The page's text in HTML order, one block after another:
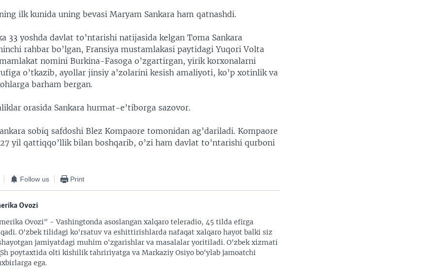
ilk kunida uning bevasi Maryam Sankara ham qatnashdi.
33 yoshda davlat to’ntarishi natijasida kelgan Toma Sankara
rahbar bo’lgan, Fransiya mustamlakasi paytidagi Yuqori Volta
nomini Burkina-Fasoga o’zgartirgan, yirik korxonalarni
o’tkazib, ayollar jinsiy a’zolarini kesish amaliyoti, ko’p xotinlik va
barham bergan.
orasida Sankara hurmat-e’tiborga sazovor.
sobiq safdoshi Blez Kompaore tomonidan ag’dariladi. Kompaore
yil qattiqqo’llik bilan boshqarib, o’zi ham davlat to’ntarishi qurboni
Follow us Print
Ovozi
Ovozi" - Vashingtonda asoslangan xalqaro teleradio, 45 tilda efirga
O'zbek tilidagi ko'rsatuv va eshittirishlarda nafaqat xalqaro hayot balki siz
jamiyatdagi muhim o'zgarishlar va masalalar yoritiladi. O'zbek xizmati
poytaxtida olti kishilik tahririyatga va Markaziy Osiyo bo'ylab jamoatchi
ega.